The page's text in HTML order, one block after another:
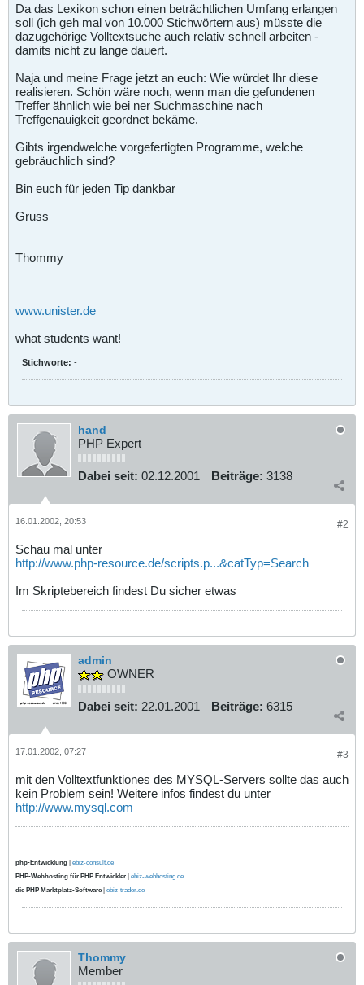
Da das Lexikon schon einen beträchtlichen Umfang erlangen
soll (ich geh mal von 10.000 Stichwörtern aus) müsste die
dazugehörige Volltextsuche auch relativ schnell arbeiten -
damits nicht zu lange dauert.
Naja und meine Frage jetzt an euch: Wie würdet Ihr diese
realisieren. Schön wäre noch, wenn man die gefundenen
Treffer ähnlich wie bei ner Suchmaschine nach
Treffgenauigkeit geordnet bekäme.
Gibts irgendwelche vorgefertigten Programme, welche
gebräuchlich sind?
Bin euch für jeden Tip dankbar
Gruss
Thommy
www.unister.de
what students want!
Stichworte: -
hand
PHP Expert
Dabei seit: 02.12.2001 Beiträge: 3138
#2
16.01.2002, 20:53
Schau mal unter
http://www.php-resource.de/scripts.p...&catTyp=Search
Im Skriptebereich findest Du sicher etwas
admin
OWNER
Dabei seit: 22.01.2001 Beiträge: 6315
#3
17.01.2002, 07:27
mit den Volltextfunktiones des MYSQL-Servers sollte das auch
kein Problem sein! Weitere infos findest du unter
http://www.mysql.com
php-Entwicklung | ebiz-consult.de
PHP-Webhosting für PHP Entwickler | ebiz-webhosting.de
die PHP Marktplatz-Software | ebiz-trader.de
Thommy
Member